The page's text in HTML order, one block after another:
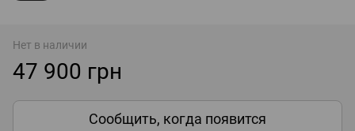
Нет в наличии
47 900 грн
Сообщить, когда появится